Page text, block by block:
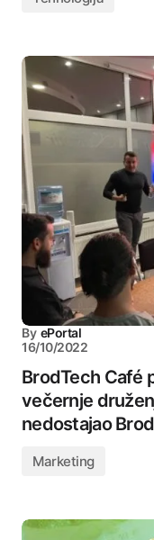
By ePortal
16/10/2022
BrodTech Café
večernje
nedostajao
Marketing